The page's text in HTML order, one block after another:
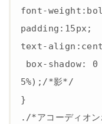
font-
padding:15px;
text-
box-shadow:
5%);/*影*/
}
./*アコーディオ